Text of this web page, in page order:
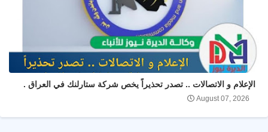
الإعلام و الاتصالات .. تصدر تحذيراً يخص شركة ستارلنك في العراق .
August 07, 2026